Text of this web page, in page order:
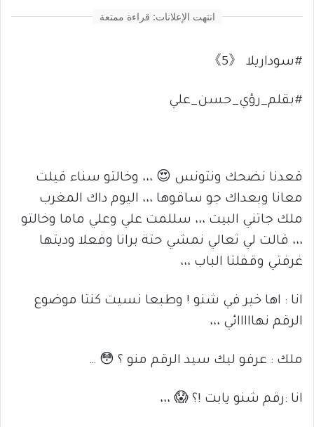
انتهت الإعلانات: قراءة ممتعة
#سوداريلا 《5》
#بقلم_رؤي_حسن_علي ‏‏‏‏‏‏‏‏‏‏‏‏‏‏‏‏‏‏‏‏‏‏‏‏‏‏‏‏‏‏‏ ‏‏‏‏‏‏‏‏‏‏‏
قعدنا نضحك ونتونس 😍 ،،، وخالتو سناء قيلت
معانا وبعداك جو ساقوها ،،، اليوم داك المغرب
ملك جاتني البيت ،،، سللمت علي وعلي ماما وخالتو
،،، قالت لي تعالي نمشي حتة برانا وفعلا وديتها
غرفتي وقفلتا الباب ،،،
انا : اها خير في شنو ! وطبعا نسيت كنتا موضوع
الرقم نهااااائي ،،،
ملك : عرفو ليك سيد الرقم منو ؟ 😳 …
انا :رقم شنو يابت !؟ 😱 ،،،